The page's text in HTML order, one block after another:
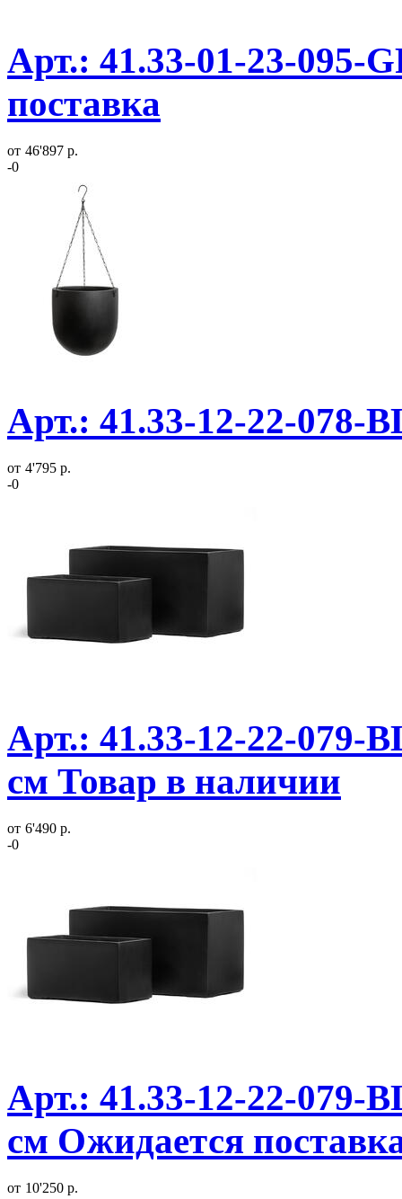
Арт.: 41.33-01-23-095-
поставка
от 46'897 р.
-0
Арт.: 41.33-12-22-078-
от 4'795 р.
-0
Арт.: 41.33-12-22-079-
см Товар в наличии
от 6'490 р.
-0
Арт.: 41.33-12-22-079-
см Ожидается
от 10'250 р.